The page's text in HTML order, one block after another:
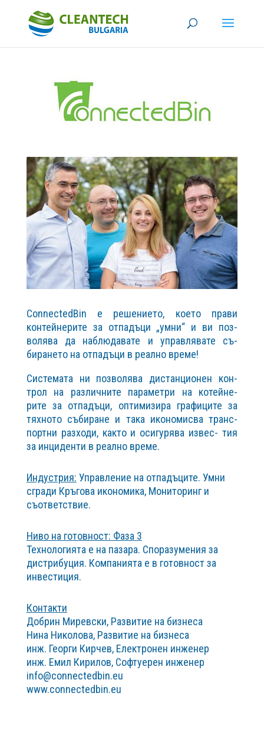
ConnectedBin е решението, което прави
контейнерите за отпадъци „умни“ и ви поз-
волява да наблюдавате и управлявате съ-
бирането на отпадъци в реално време!
Системата ни позволява дистанционен кон-
трол на различните параметри на котейне-
рите за отпадъци, оптимизира графиците за
тяхното събиране и така икономисва транс-
портни разходи, както и осигурява извес- тия
за инциденти в реално време.
Индустрия: Управление на отпадъците. Умни
сгради Кръгова икономика, Мониторинг и
съответствие.
Ниво на готовност: Фаза 3
Технологията е на пазара. Споразумения за
дистрибуция. Компанията е в готовност за
инвестиция.
Контакти
Добрин Миревски, Развитие на бизнеса
Нина Николова, Развитие на бизнеса
инж. Георги Кирчев, Електронен инженер
инж. Емил Кирилов, Софтуерен инженер
info@connectedbin.eu
www.connectedbin.eu